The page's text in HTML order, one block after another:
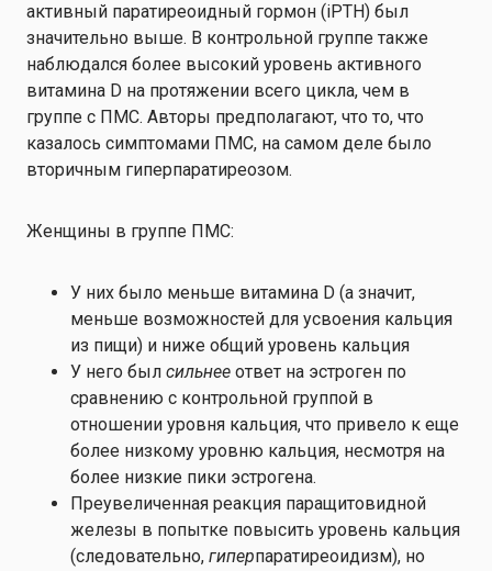
активный паратиреоидный гормон (iPTH) был
значительно выше. В контрольной группе также
наблюдался более высокий уровень активного
витамина D на протяжении всего цикла, чем в
группе с ПМС. Авторы предполагают, что то, что
казалось симптомами ПМС, на самом деле было
вторичным гиперпаратиреозом.
Женщины в группе ПМС:
У них было меньше витамина D (а значит,
меньше возможностей для усвоения кальция
из пищи) и ниже общий уровень кальция
У него был сильнее ответ на эстроген по
сравнению с контрольной группой в
отношении уровня кальция, что привело к еще
более низкому уровню кальция, несмотря на
более низкие пики эстрогена.
Преувеличенная реакция паращитовидной
железы в попытке повысить уровень кальция
(следовательно, гиперпаратиреоидизм), но